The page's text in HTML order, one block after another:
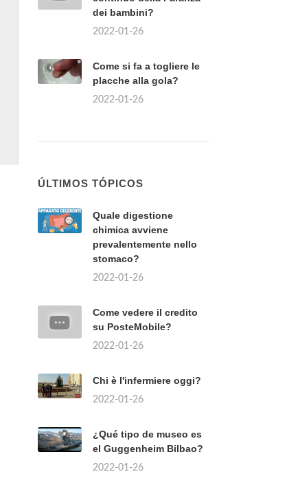
dei bambini?
2022-01-26
Come si fa a togliere le
placche alla gola?
2022-01-26
ÚLTIMOS TÓPICOS
Quale digestione
chimica avviene
prevalentemente nello
stomaco?
2022-01-26
Come vedere il credito
su PosteMobile?
2022-01-26
Chi è l'infermiere oggi?
2022-01-26
¿Qué tipo de museo es
el Guggenheim Bilbao?
2022-01-26